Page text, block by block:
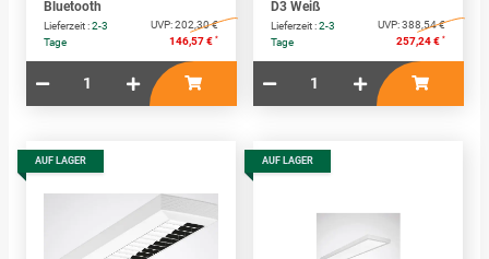
Bluetooth
Lieferzeit :2-3
Tage
UVP:202,30 €
146,57 € *
D3 Weiß
Lieferzeit :2-3
Tage
UVP:388,54 €
257,24 € *
AUF LAGER AUF LAGER